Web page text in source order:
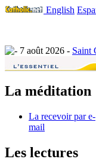
English
7 août 2026 - Saint
La méditation
La recevoir par e-
mail
Les lectures